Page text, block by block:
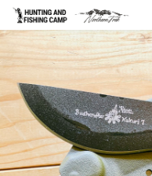
コ
ン
テ
ン
ツ
へ
移